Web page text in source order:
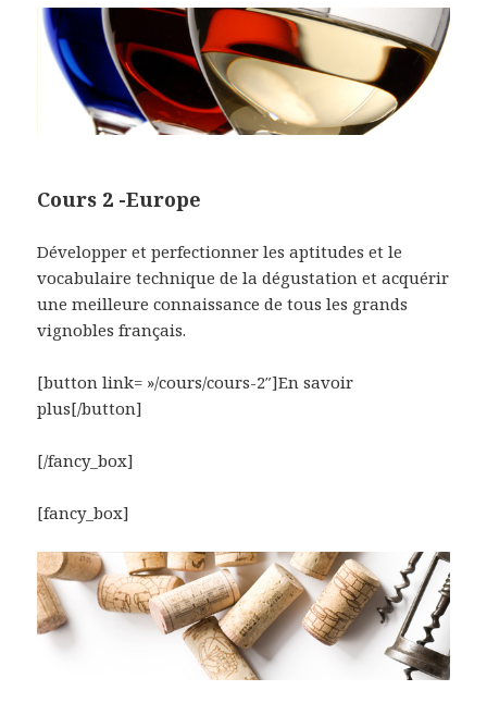
Cours 2 -Europe
Développer et perfectionner les aptitudes et le
vocabulaire technique de la dégustation et acquérir
une meilleure connaissance de tous les grands
vignobles français.
[button link= »/cours/cours-2″]En savoir
plus[/button]
[/fancy_box]
[fancy_box]